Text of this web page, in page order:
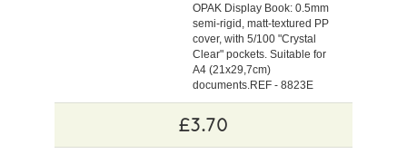
OPAK Display Book: 0.5mm
semi-rigid, matt-textured PP
cover, with 5/100 "Crystal
Clear" pockets. Suitable for
A4 (21x29,7cm)
documents.REF - 8823E
£3.70